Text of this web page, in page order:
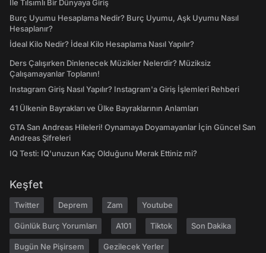
İle Tılsımlı Bir Dünyaya Giriş
Burç Uyumu Hesaplama Nedir? Burç Uyumu, Aşk Uyumu Nasıl
Hesaplanır?
İdeal Kilo Nedir? İdeal Kilo Hesaplama Nasıl Yapılır?
Ders Çalışırken Dinlenecek Müzikler Nelerdir? Müziksiz
Çalışamayanlar Toplanın!
Instagram Giriş Nasıl Yapılır? Instagram'a Giriş İşlemleri Rehberi
41 Ülkenin Bayrakları ve Ülke Bayraklarının Anlamları
GTA San Andreas Hileleri! Oynamaya Doyamayanlar İçin Güncel San
Andreas Şifreleri
IQ Testi: IQ'unuzun Kaç Olduğunu Merak Ettiniz mi?
Keşfet
Twitter Deprem Zam Youtube
Günlük Burç Yorumları A101 Tiktok Son Dakika
Bugün Ne Pişirsem Gezilecek Yerler